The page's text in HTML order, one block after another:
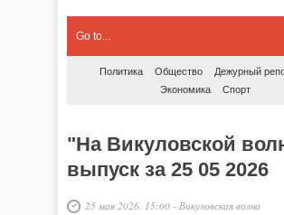
Go to...
Политика Общество
Дежурный
Экономика
Спорт
"На Викуловской
выпуск за 25 05 2026
25 мая 2026, 15:00 - Викуловская волна